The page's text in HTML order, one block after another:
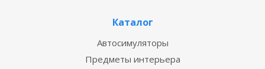
Каталог
Автосимуляторы
Предметы интерьера